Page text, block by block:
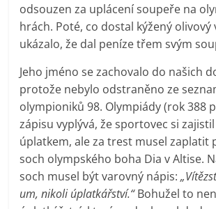
odsouzen za uplácení soupeře na
hrách. Poté, co dostal kýžený olivový
ukázalo, že dal peníze třem svým
Jeho jméno se zachovalo do našich
protože nebylo odstraněno ze
olympioniků 98. Olympiády (rok 388
zápisu vyplývá, že sportovec si
úplatkem, ale za trest musel zaplatit
soch olympského boha Dia v Altise.
soch musel být varovný nápis:
um, nikoli úplatkářství.“Bohužel to